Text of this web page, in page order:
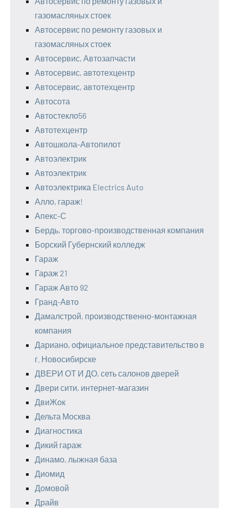
газомасляных стоек
Автосервис по ремонту газовых и
газомасляных стоек
Автосервис, Автозапчасти
Автосервис, автотехцентр
Автосервис, автотехцентр
Автосота
Автостекло56
Автотехцентр
Автошкола-Автопилот
Автоэлектрик
Автоэлектрик
Автоэлектрика Electrics Auto
Алло, гараж!
Апекс-С
Бердь, торгово-производственная компания
Борский Губернский колледж
Гараж
Гараж 21
Гараж Авто 92
Гранд-Авто
Дамалстрой, производственно-монтажная
компания
Дариано, официальное представительство в
г. Новосибирске
ДВЕРИ ОТ И ДО, сеть салонов дверей
Двери сити, интернет-магазин
ДвиЖок
Дельта Москва
Диагностика
Дикий гараж
Динамо, лыжная база
Диомид
Домовой
Драйв